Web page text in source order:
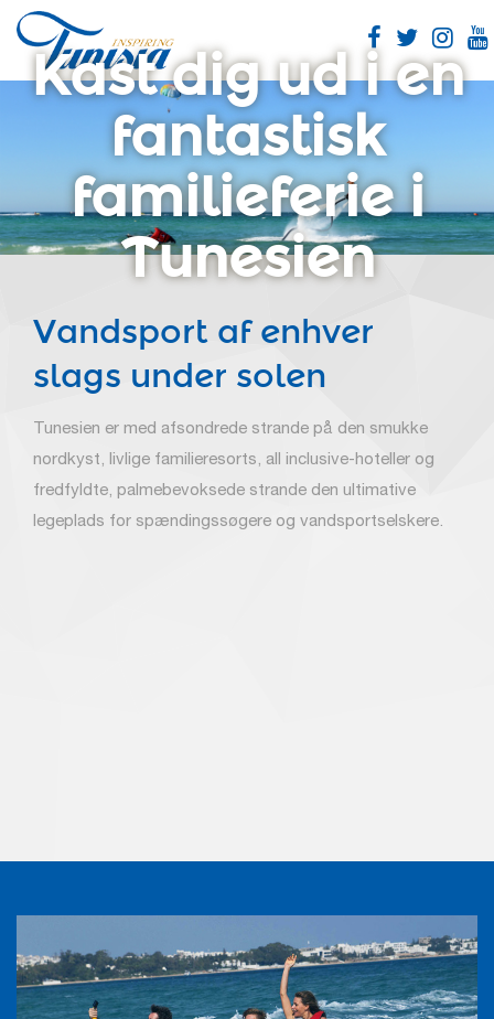
Skip
contentKast dig ud i en
fantastisk
familieferie i
Tunesien
Vandsport af enhver
slags under solen
Tunesien er med afsondrede strande på den smukke
nordkyst, livlige familieresorts, all inclusive-hoteller og
fredfyldte, palmebevoksede strande den ultimative
legeplads for spændingssøgere og vandsportselskere.
Custom text